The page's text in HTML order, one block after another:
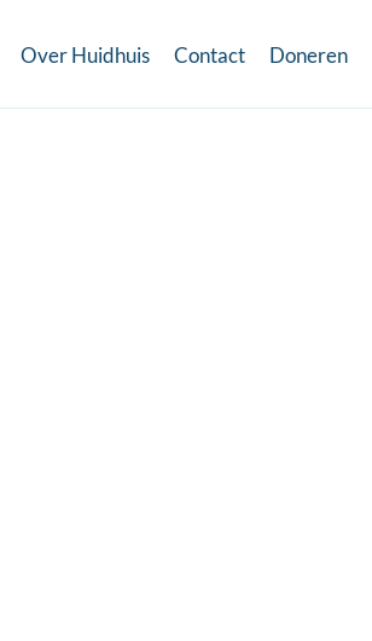
Over Huidhuis Contact Doneren